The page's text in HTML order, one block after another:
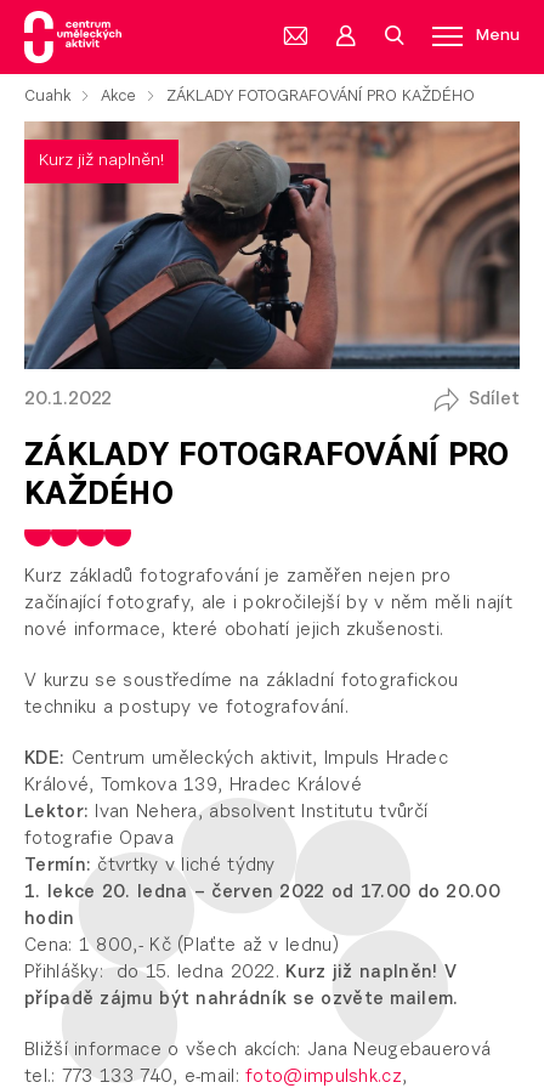
Menu
Cuahk Akce ZÁKLADY FOTOGRAFOVÁNÍ PRO KAŽDÉHO
Kurz již naplněn!
20.1.2022 Sdílet
ZÁKLADY FOTOGRAFOVÁNÍ PRO
KAŽDÉHO
Kurz základů fotografování je zaměřen nejen pro
začínající fotografy, ale i pokročilejší by v něm měli najít
nové informace, které obohatí jejich zkušenosti.
V kurzu se soustředíme na základní fotografickou
techniku a postupy ve fotografování.
KDE: Centrum uměleckých aktivit, Impuls Hradec
Králové, Tomkova 139, Hradec Králové
Lektor: Ivan Nehera, absolvent Institutu tvůrčí
fotografie Opava
Termín: čtvrtky v liché týdny
1. lekce 20. ledna – červen 2022 od 17.00 do 20.00
hodin
Cena: 1 800,- Kč (Plaťte až v lednu)
Přihlášky: do 15. ledna 2022. Kurz již naplněn! V
případě zájmu být nahrádník se ozvěte mailem.
Bližší informace o všech akcích: Jana Neugebauerová
tel.: 773 133 740, e-mail:foto@impulshk.cz,